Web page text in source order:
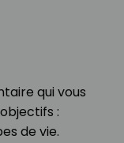
qui vous
:
de vie.